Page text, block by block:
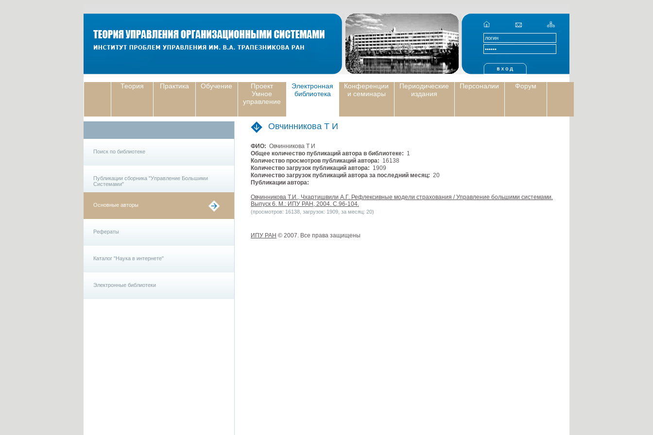
Теория Практика Обучение
Проект
Умное
управление
Электронная
библиотека
Конференции
и семинары
Периодические
издания
Персоналии Форум
Поиск по библиотеке
Публикации сборника "Управление Большими
Системами"
Основные авторы
Рефераты
Каталог "Наука в интернете"
Электронные библиотеки
Овчинникова Т И
ФИО: Овчинникова Т И
Общее количество публикаций автора в библиотеке: 1
Количество просмотров публикаций автора: 16138
Количество загрузок публикаций автора: 1909
Количество загрузок публикаций автора за последний месяц: 20
Публикации автора:
Овчинникова Т.И., Чхартишвили А.Г. Рефлексивные модели страхования / Управление большими системами.
Выпуск 6. М.: ИПУ РАН, 2004. С.96-104.
(просмотров: 16138, загрузок: 1909, за месяц: 20)
ИПУ РАН © 2007. Все права защищены